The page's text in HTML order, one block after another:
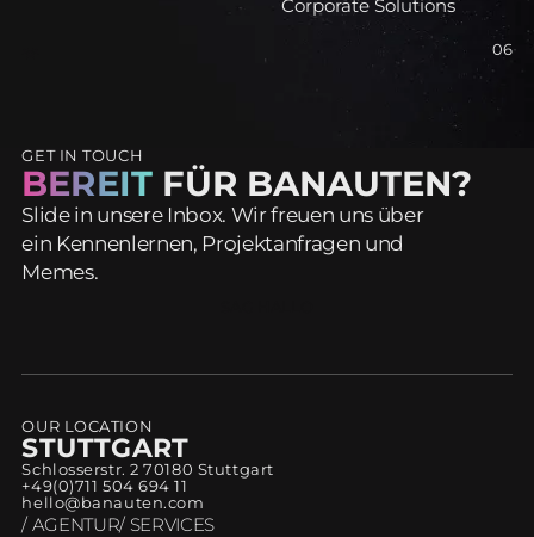
06
GET IN TOUCH
BEREITFÜR BANAUTEN?
Slide in unsere Inbox. Wir freuen uns über
ein Kennenlernen, Projektanfragen und
Memes.
OUR LOCATION
STUTTGART
Schlosserstr. 2 70180 Stuttgart
+49(0)711 504 694 11
hello@banauten.com
/ AGENTUR/ SERVICES